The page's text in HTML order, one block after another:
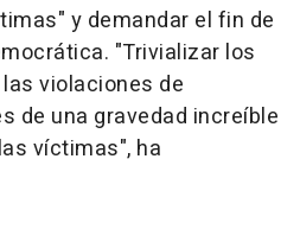
y demandar el fin de
"Trivializar los
violaciones de
de una gravedad increíble
víctimas", ha